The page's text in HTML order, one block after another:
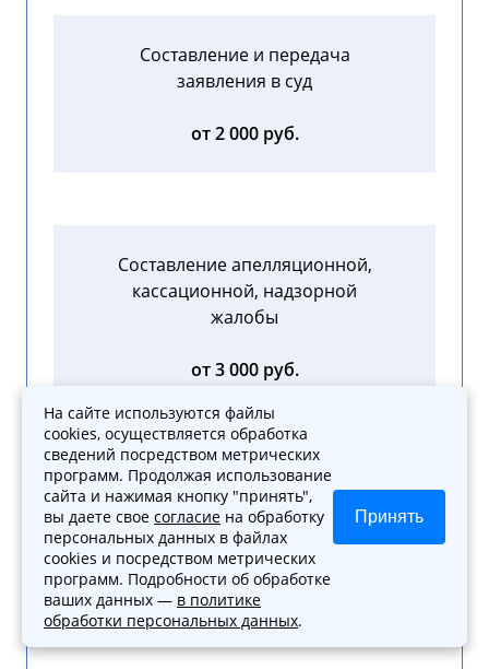
Составление и передача
заявления в суд
от 2 000 руб.
Составление апелляционной,
кассационной, надзорной
жалобы
от 3 000 руб.
Жалоба прокурору на
неправомерные действия
от 3 000 руб.
На сайте используются файлы
cookies, осуществляется обработка
сведений посредством метрических
программ. Продолжая использование
сайта и нажимая кнопку "принять",
вы даете свое согласие на обработку
персональных данных в файлах
cookies и посредством метрических
программ. Подробности об обработке
ваших данных — в политике
обработки персональных данных.
Принять